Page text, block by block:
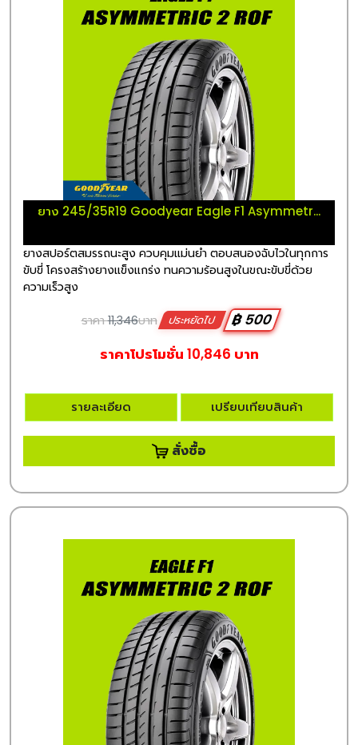
ยาง 245/35R19 Goodyear Eagle F1 Asymmetr...
ยางสปอร์ตสมรรถนะสูง ควบคุมแม่นยำ ตอบสนองฉับไวในทุกการ
ขับขี่ โครงสร้างยางแข็งแกร่ง ทนความร้อนสูงในขณะขับขี่ด้วย
ความเร็วสูง
ราคา11,346บาท ประหยัดไป
฿ 500
ราคาโปรโมชั่น 10,846 บาท
รายละเอียด เปรียบเทียบสินค้า
สั่งซื้อ